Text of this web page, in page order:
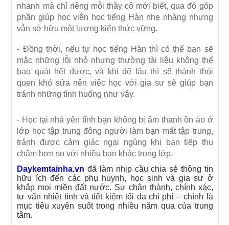
nhanh mà chỉ riêng mỗi thầy cô mới biết, qua đó góp
phần giúp học viên học tiếng Hàn nhẹ nhàng nhưng
vẫn sở hữu một lượng kiến thức vững.
- Đồng thời, nếu tự học tiếng Hàn thì có thể bạn sẽ
mắc những lỗi nhỏ nhưng thường tài liệu không thể
bao quát hết được, và khi để lâu thì sẽ thành thói
quen khó sửa nên việc học với gia sư sẽ giúp bạn
tránh những tình huống như vậy.
- Học tại nhà yên tĩnh bạn không bị âm thanh ồn ào ở
lớp học tập trung đông người làm bạn mất tập trung,
tránh được cảm giác ngại ngùng khi bạn tiếp thu
chậm hơn so với nhiều bạn khác trong lớp.
Daykemtainha.vn đã làm nhịp cầu chia sẻ thông tin
hữu ích đến các phụ huynh, học sinh và gia sư ở
khắp mọi miền đất nước. Sự chân thành, chính xác,
tư vấn nhiệt tình và tiết kiệm tối đa chi phí – chính là
mục tiêu xuyên suốt trong nhiều năm qua của trung
tâm.